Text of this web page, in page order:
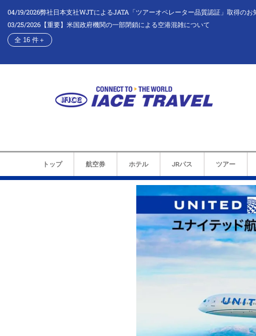
04/19/2026弊社日本支社WJTによるJATA「ツアーオペレーター品質認証」取得のお
03/25/2026 【重要】米国政府機関の一部閉鎖による空港混雑について
全 16 件＋
トップ 航空券 ホテル JRパス ツアー